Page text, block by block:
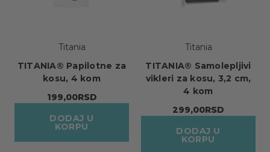
Titania
TITANIA® Papilotne za
kosu, 4 kom
199,00RSD
DODAJ U
KORPU
Titania
TITANIA® Samolepljivi
vikleri za kosu, 3,2 cm,
4 kom
299,00RSD
DODAJ U
KORPU